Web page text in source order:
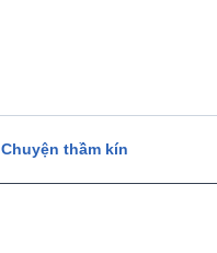
Chuyện thầm kín